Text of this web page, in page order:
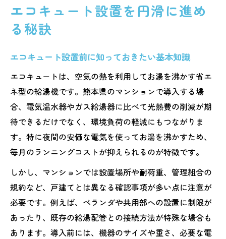
エコキュート設置を円滑に進め
る秘訣
エコキュート設置前に知っておきたい基本知識
エコキュートは、空気の熱を利用してお湯を沸かす省エ
ネ型の給湯機です。熊本県のマンションで導入する場
合、電気温水器やガス給湯器に比べて光熱費の削減が期
待できるだけでなく、環境負荷の軽減にもつながりま
す。特に夜間の安価な電気を使ってお湯を沸かすため、
毎月のランニングコストが抑えられるのが特徴です。
しかし、マンションでは設置場所や耐荷重、管理組合の
規約など、戸建てとは異なる確認事項が多い点に注意が
必要です。例えば、ベランダや共用部への設置に制限が
あったり、既存の給湯配管との接続方法が特殊な場合も
あります。導入前には、機器のサイズや重さ、必要な電